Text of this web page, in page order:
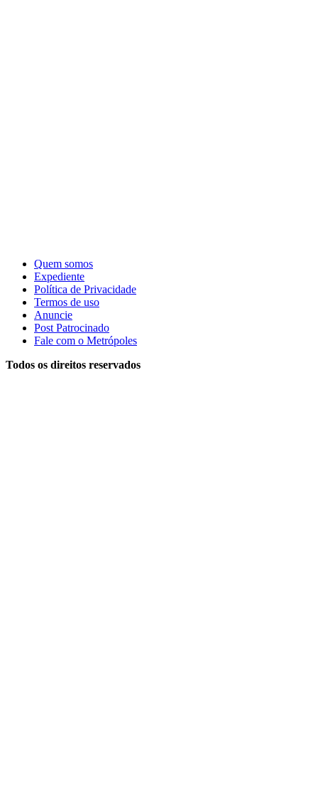
Quem somos
Expediente
Política de Privacidade
Termos de uso
Anuncie
Post Patrocinado
Fale com o Metrópoles
Todos os direitos reservados